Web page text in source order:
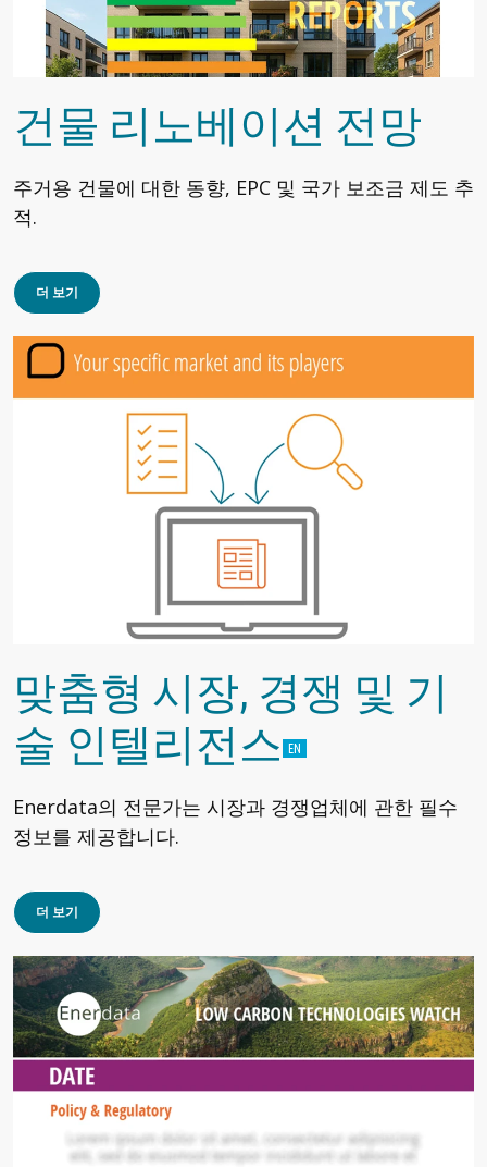
건물 리노베이션 전망
주거용 건물에 대한 동향, EPC 및 국가 보조금 제도 추
적.
더 보기
맞춤형 시장, 경쟁 및 기
술 인텔리전스
Enerdata의 전문가는 시장과 경쟁업체에 관한 필수
정보를 제공합니다.
더 보기